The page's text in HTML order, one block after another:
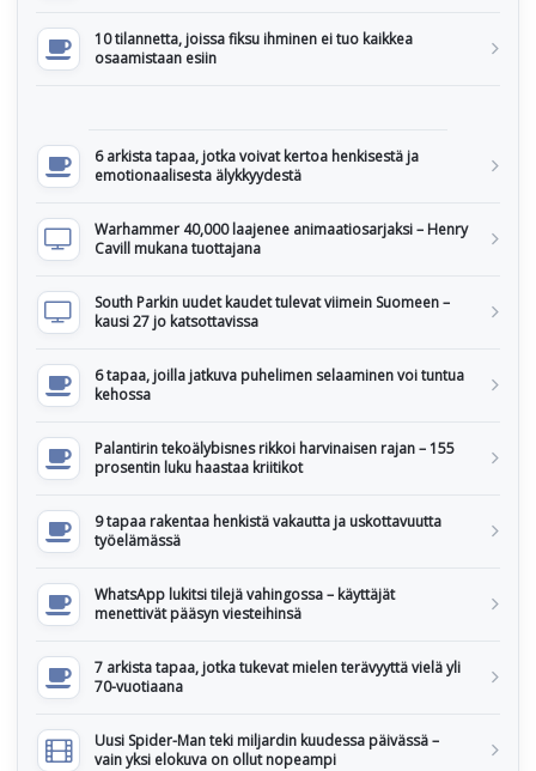
10 tilannetta, joissa fiksu ihminen ei tuo kaikkea
osaamistaan esiin
6 arkista tapaa, jotka voivat kertoa henkisestä ja
emotionaalisesta älykkyydestä
Warhammer 40,000 laajenee animaatiosarjaksi – Henry
Cavill mukana tuottajana
South Parkin uudet kaudet tulevat viimein Suomeen –
kausi 27 jo katsottavissa
6 tapaa, joilla jatkuva puhelimen selaaminen voi tuntua
kehossa
Palantirin tekoälybisnes rikkoi harvinaisen rajan – 155
prosentin luku haastaa kriitikot
9 tapaa rakentaa henkistä vakautta ja uskottavuutta
työelämässä
WhatsApp lukitsi tilejä vahingossa – käyttäjät
menettivät pääsyn viesteihinsä
7 arkista tapaa, jotka tukevat mielen terävyyttä vielä yli
70-vuotiaana
Uusi Spider-Man teki miljardin kuudessa päivässä –
vain yksi elokuva on ollut nopeampi